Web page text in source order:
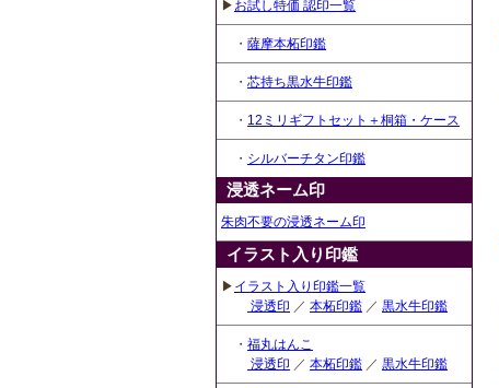
▶ お試し特価 認印一覧
・ 薩摩本柘印鑑
・ 芯持ち黒水牛印鑑
・ 12ミリギフトセット＋桐箱・ケース
・ シルバーチタン印鑑
浸透ネーム印
朱肉不要の浸透ネーム印
イラスト入り印鑑
▶ イラスト入り印鑑一覧
浸透印 ／ 本柘印鑑 ／ 黒水牛印鑑
・ 福丸はんこ
浸透印 ／ 本柘印鑑 ／ 黒水牛印鑑